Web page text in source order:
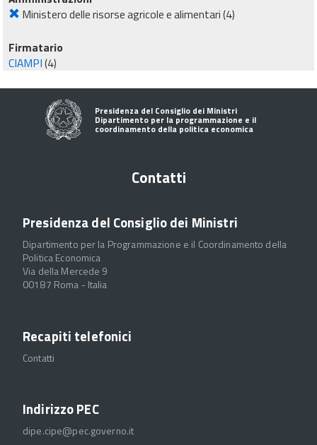
Ministero delle risorse agricole e alimentari(4)
Firmatario
CIAMPI(4)
Presidenza del Consiglio dei Ministri
Dipartimento per la programmazione e il
coordinamento della politica economica
Contatti
Presidenza del Consiglio dei Ministri
Dipartimento per la Programmazione e il Coordinamento della
Politica Economica
Via della Mercede 9
00187 Roma - Italia
Recapiti telefonici
Contatti
Indirizzo PEC
dipe.cipe@pec.governo.it